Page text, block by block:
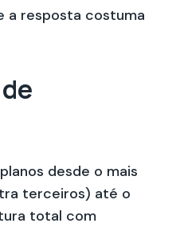
resposta costuma
desde o mais
terceiros) até o
total com